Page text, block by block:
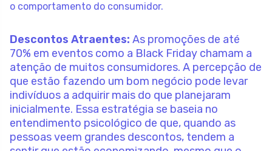
o comportamento do consumidor.
Descontos Atraentes: As promoções de até
70% em eventos como a Black Friday chamam a
atenção de muitos consumidores. A percepção de
que estão fazendo um bom negócio pode levar
indivíduos a adquirir mais do que planejaram
inicialmente. Essa estratégia se baseia no
entendimento psicológico de que, quando as
pessoas veem grandes descontos, tendem a